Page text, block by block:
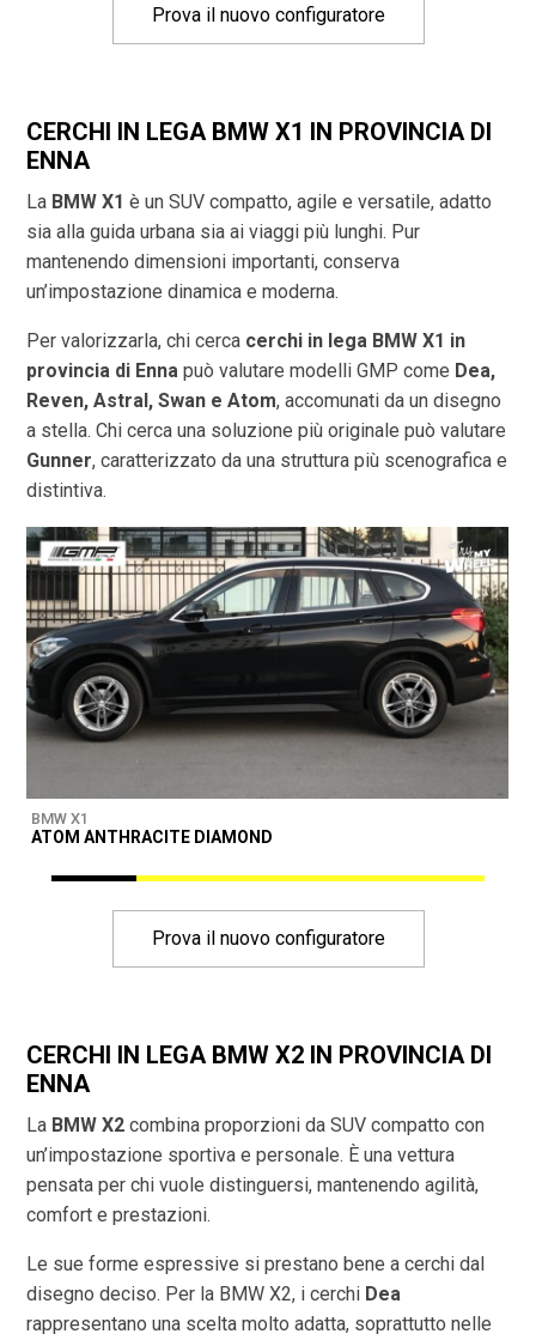
Prova il nuovo configuratore
CERCHI IN LEGA BMW X1 IN PROVINCIA DI
ENNA
La BMW X1 è un SUV compatto, agile e versatile, adatto
sia alla guida urbana sia ai viaggi più lunghi. Pur
mantenendo dimensioni importanti, conserva
un’impostazione dinamica e moderna.
Per valorizzarla, chi cerca cerchi in lega BMW X1 in
provincia di Enna può valutare modelli GMP come Dea,
Reven, Astral, Swan e Atom, accomunati da un disegno
a stella. Chi cerca una soluzione più originale può valutare
Gunner, caratterizzato da una struttura più scenografica e
distintiva.
BMW X1
ATOM ANTHRACITE DIAMOND
Prova il nuovo configuratore
CERCHI IN LEGA BMW X2 IN PROVINCIA DI
ENNA
La BMW X2 combina proporzioni da SUV compatto con
un’impostazione sportiva e personale. È una vettura
pensata per chi vuole distinguersi, mantenendo agilità,
comfort e prestazioni.
Le sue forme espressive si prestano bene a cerchi dal
disegno deciso. Per la BMW X2, i cerchi Dea
rappresentano una scelta molto adatta, soprattutto nelle